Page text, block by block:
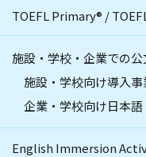
TOEFL Primary® /
施設・学校・企業での公
施設・学校向け導入事
企業・学校向け日本語
English Immersion